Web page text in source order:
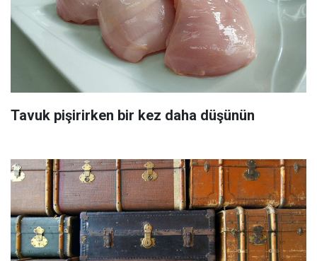
Tavuk pişirirken bir kez daha düşünün